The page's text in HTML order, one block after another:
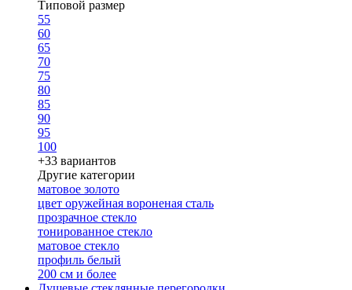
Типовой размер
55
60
65
70
75
80
85
90
95
100
+33 вариантов
Другие категории
матовое золото
цвет оружейная вороненая сталь
прозрачное стекло
тонированное стекло
матовое стекло
профиль белый
200 см и более